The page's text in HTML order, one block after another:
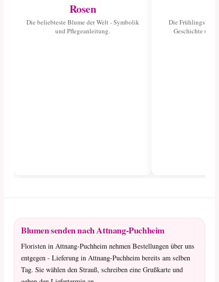
Rosen
Die beliebteste Blume der Welt - Symbolik
und Pflegeanleitung.
Die
Geschichte und
Blumen senden nach Attnang-Puchheim
Floristen in Attnang-Puchheim nehmen Bestellungen über uns
entgegen - Lieferung in Attnang-Puchheim bereits am selben
Tag. Sie wählen den Strauß, schreiben eine Grußkarte und